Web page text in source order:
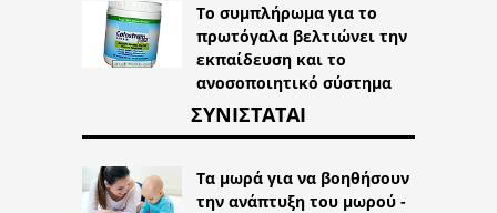
Το συμπλήρωμα για το
πρωτόγαλα βελτιώνει την
εκπαίδευση και το
ανοσοποιητικό σύστημα
ΣΥΝΙΣΤΆΤΑΙ
Τα μωρά για να βοηθήσουν
την ανάπτυξη του μωρού -